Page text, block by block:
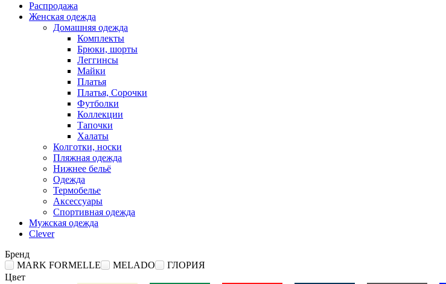
Распродажа
Женская одежда
Домашняя одежда
Комплекты
Брюки, шорты
Леггинсы
Майки
Платья
Платья, Сорочки
Футболки
Коллекции
Тапочки
Халаты
Колготки, носки
Пляжная одежда
Нижнее бельё
Одежда
Термобелье
Аксессуары
Спортивная одежда
Мужская одежда
Clever
Бренд
MARK FORMELLE
MELADO
ГЛОРИЯ
Цвет